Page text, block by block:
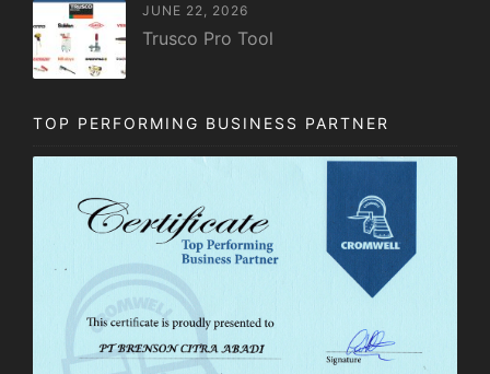
JUNE 22, 2026
Trusco Pro Tool
TOP PERFORMING BUSINESS PARTNER